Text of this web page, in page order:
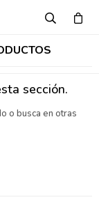
sección.
o busca en otras